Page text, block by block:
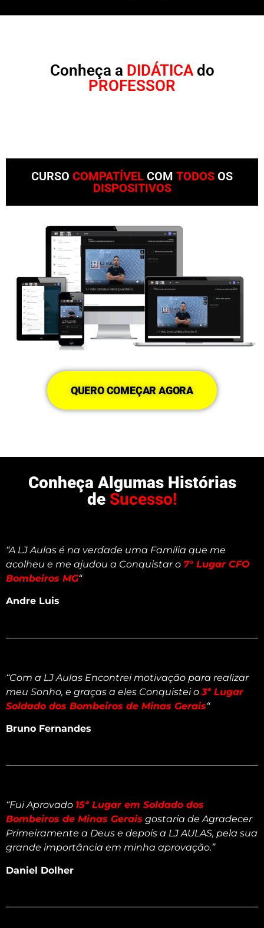
Conheça a DIDÁTICAdo
PROFESSOR
CURSO COMPATÍVEL COM TODOS OS
DISPOSITIVOS
QUERO COMEÇAR AGORA
Conheça Algumas Histórias
de Sucesso!
“A LJ Aulas é na verdade uma Família que me
acolheu e me ajudou a Conquistar o 7° Lugar CFO
Bombeiros MG“
Andre Luis
“Com a LJ Aulas Encontrei motivação para realizar
meu Sonho, e graças a eles Conquistei o3ª Lugar
Soldado dos Bombeiros de Minas Gerais“
Bruno Fernandes
“Fui Aprovado 15ª Lugar em Soldado dos
Bombeiros de Minas Gerais gostaria de Agradecer
Primeiramente a Deus e depois a LJ AULAS, pela sua
grande importância em minha aprovação.”
Daniel Dolher